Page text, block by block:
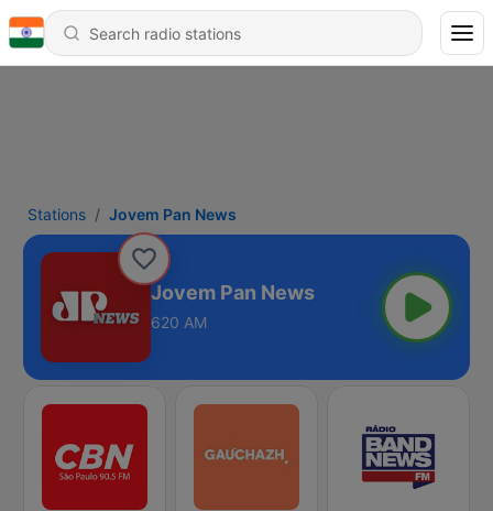
Stations Jovem Pan News
Jovem Pan News
620 AM